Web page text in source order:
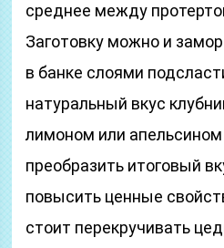
среднее между
Заготовку можно и
в банке слоями
натуральный вкус
лимоном или
преобразить итоговый
повысить ценные
стоит перекручивать